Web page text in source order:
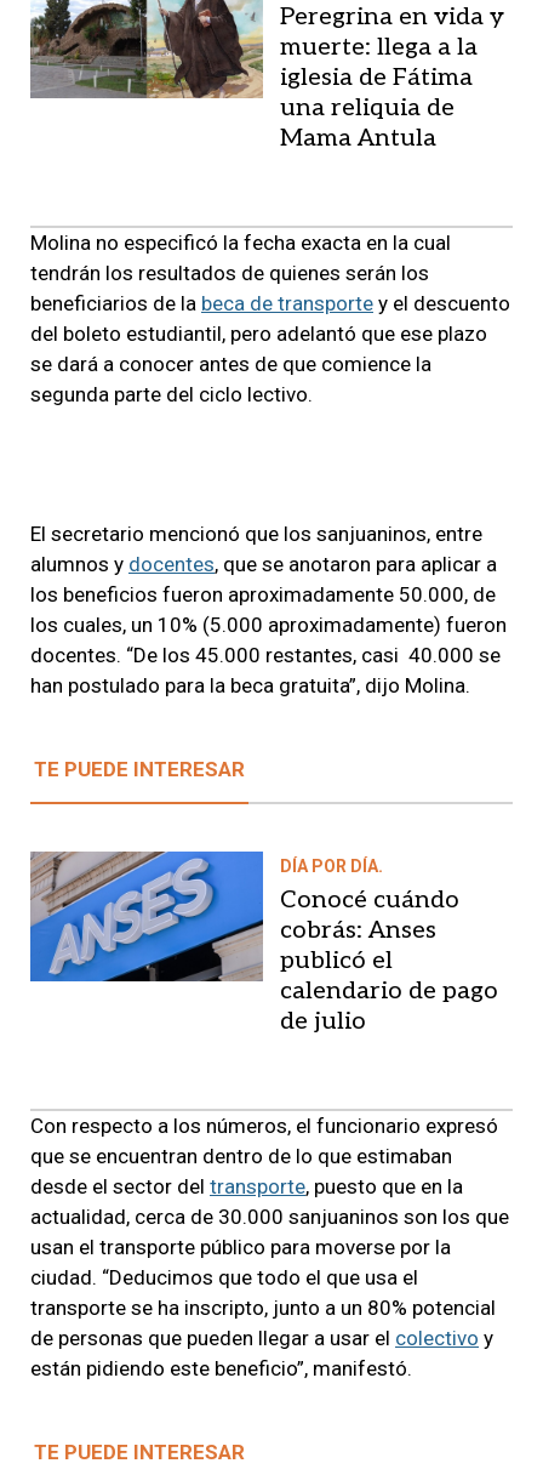
Peregrina en vida y
muerte: llega a la
iglesia de Fátima
una reliquia de
Mama Antula
Molina no especificó la fecha exacta en la cual
tendrán los resultados de quienes serán los
beneficiarios de la beca de transporte y el descuento
del boleto estudiantil, pero adelantó que ese plazo
se dará a conocer antes de que comience la
segunda parte del ciclo lectivo.
El secretario mencionó que los sanjuaninos, entre
alumnos y docentes, que se anotaron para aplicar a
los beneficios fueron aproximadamente 50.000, de
los cuales, un 10% (5.000 aproximadamente) fueron
docentes. “De los 45.000 restantes, casi 40.000 se
han postulado para la beca gratuita”, dijo Molina.
TE PUEDE INTERESAR
DÍA POR DÍA.
Conocé cuándo
cobrás: Anses
publicó el
calendario de pago
de julio
Con respecto a los números, el funcionario expresó
que se encuentran dentro de lo que estimaban
desde el sector del transporte, puesto que en la
actualidad, cerca de 30.000 sanjuaninos son los que
usan el transporte público para moverse por la
ciudad. “Deducimos que todo el que usa el
transporte se ha inscripto, junto a un 80% potencial
de personas que pueden llegar a usar el colectivo y
están pidiendo este beneficio”, manifestó.
TE PUEDE INTERESAR